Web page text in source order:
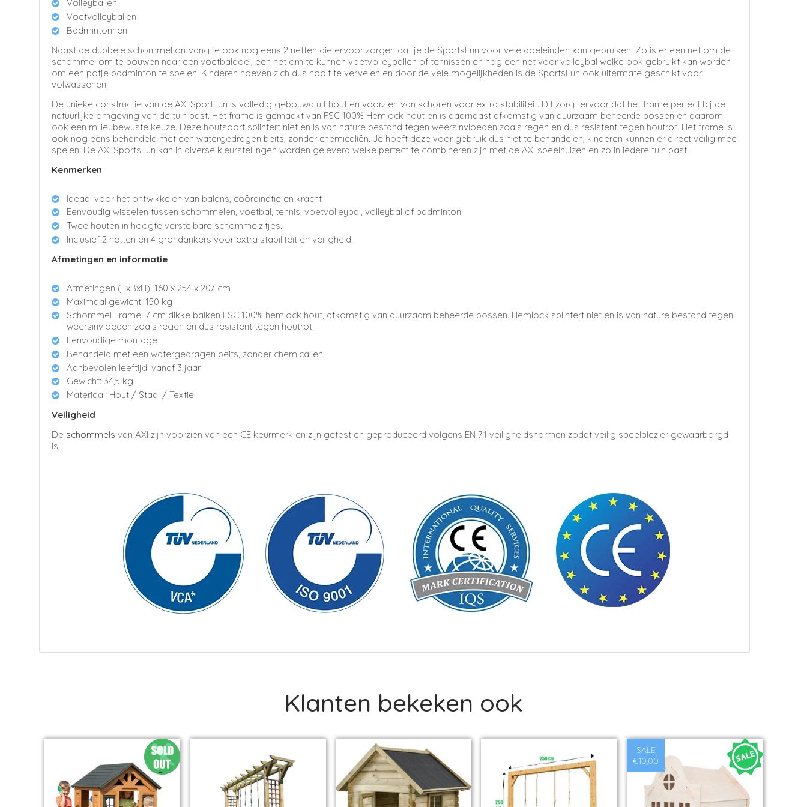
Volleyballen
Voetvolleyballen
Badmintonnen
Naast de dubbele schommel ontvang je ook nog eens 2 netten die ervoor zorgen dat je de SportsFun voor vele doeleinden kan gebruiken. Zo is er een net om de
schommel om te bouwen naar een voetbaldoel, een net om te kunnen voetvolleyballen of tennissen en nog een net voor volleybal welke ook gebruikt kan worden
om een potje badminton te spelen. Kinderen hoeven zich dus nooit te vervelen en door de vele mogelijkheden is de SportsFun ook uitermate geschikt voor
volwassenen!
De unieke constructie van de AXI SportFun is volledig gebouwd uit hout en voorzien van schoren voor extra stabiliteit. Dit zorgt ervoor dat het frame perfect bij de
natuurlijke omgeving van de tuin past. Het frame is gemaakt van FSC 100% Hemlock hout en is daarnaast afkomstig van duurzaam beheerde bossen en daarom
ook een milieubewuste keuze. Deze houtsoort splintert niet en is van nature bestand tegen weersinvloeden zoals regen en dus resistent tegen houtrot. Het frame is
ook nog eens behandeld met een watergedragen beits, zonder chemicaliën. Je hoeft deze voor gebruik dus niet te behandelen, kinderen kunnen er direct veilig mee
spelen. De AXI SportsFun kan in diverse kleurstellingen worden geleverd welke perfect te combineren zijn met de AXI speelhuizen en zo in iedere tuin past.
Kenmerken
Ideaal voor het ontwikkelen van balans, coördinatie en kracht
Eenvoudig wisselen tussen schommelen, voetbal, tennis, voetvolleybal, volleybal of badminton
Twee houten in hoogte verstelbare schommelzitjes.
Inclusief 2 netten en 4 grondankers voor extra stabiliteit en veiligheid.
Afmetingen en informatie
Afmetingen (LxBxH): 160 x 254 x 207 cm
Maximaal gewicht: 150 kg
Schommel Frame: 7 cm dikke balken FSC 100% hemlock hout, afkomstig van duurzaam beheerde bossen. Hemlock splintert niet en is van nature bestand tegen
weersinvloeden zoals regen en dus resistent tegen houtrot.
Eenvoudige montage
Behandeld met een watergedragen beits, zonder chemicaliën.
Aanbevolen leeftijd: vanaf 3 jaar
Gewicht: 34,5 kg
Materiaal: Hout / Staal / Textiel
Veiligheid
De schommels van AXI zijn voorzien van een CE keurmerk en zijn getest en geproduceerd volgens EN 71 veiligheidsnormen zodat veilig speelplezier gewaarborgd
is.
Klanten bekeken ook
SALE
€10,00